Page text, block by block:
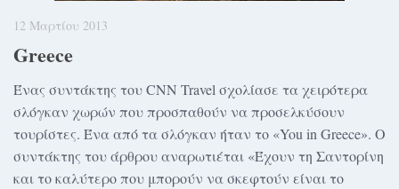
12 Μαρτίου 2013
Greece
Ένας συντάκτης του CNN Travel σχολίασε τα χειρότερα
σλόγκαν χωρών που προσπαθούν να προσελκύσουν
τουρίστες. Ένα από τα σλόγκαν ήταν το «You in Greece». Ο
συντάκτης του άρθρου αναρωτιέται «Έχουν τη Σαντορίνη
και το καλύτερο που μπορούν να σκεφτούν είναι το